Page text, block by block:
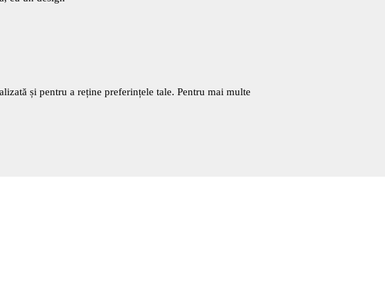
și pentru a reține preferințele tale. Pentru mai multe